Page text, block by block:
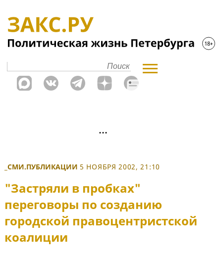
_СМИ.ПУБЛИКАЦИИ 5 НОЯБРЯ 2002, 21:10
"Застряли в пробках"
переговоры по созданию
городской правоцентристской
коалиции